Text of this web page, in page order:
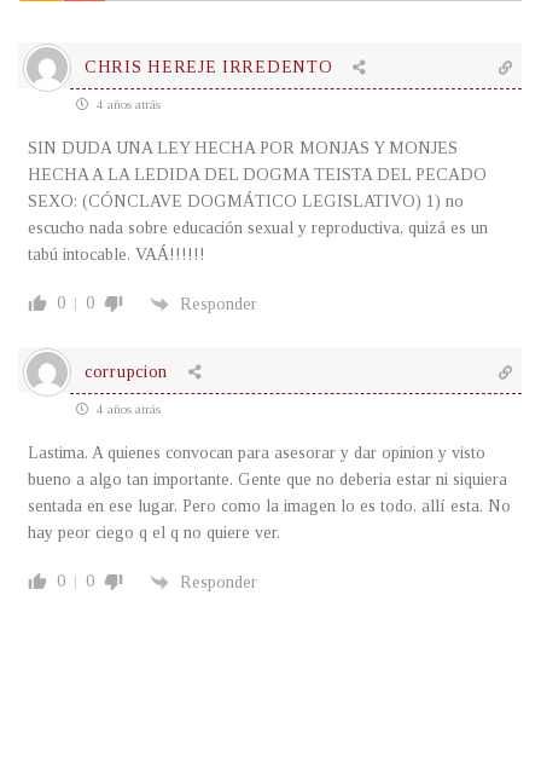
CHRIS HEREJE IRREDENTO
4 años atrás
SIN DUDA UNA LEY HECHA POR MONJAS Y MONJES
HECHA A LA LEDIDA DEL DOGMA TEISTA DEL PECADO
SEXO: (CÓNCLAVE DOGMÁTICO LEGISLATIVO) 1) no
escucho nada sobre educación sexual y reproductiva, quizá es un
tabú intocable. VAÁ!!!!!!
0 0 Responder
corrupcion
4 años atrás
Lastima. A quienes convocan para asesorar y dar opinion y visto
bueno a algo tan importante. Gente que no deberia estar ni siquiera
sentada en ese lugar. Pero como la imagen lo es todo, allí esta. No
hay peor ciego q el q no quiere ver.
0 0 Responder